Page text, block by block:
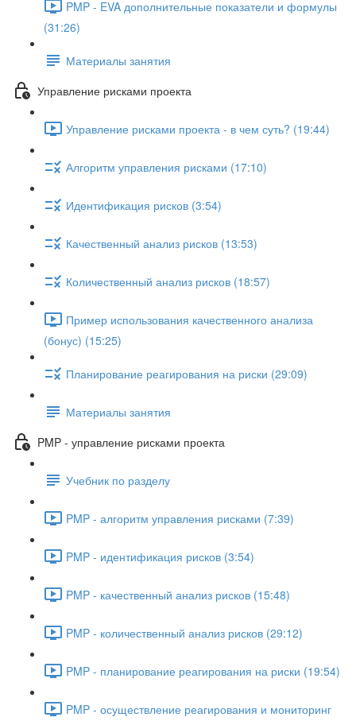
PMP - EVA дополнительные показатели и формулы
(31:26)
Материалы занятия
Управление рисками проекта
Управление рисками проекта - в чем суть? (19:44)
Алгоритм управления рисками (17:10)
Идентификация рисков (3:54)
Качественный анализ рисков (13:53)
Количественный анализ рисков (18:57)
Пример использования качественного анализа
(бонус) (15:25)
Планирование реагирования на риски (29:09)
Материалы занятия
PMP - управление рисками проекта
Учебник по разделу
PMP - алгоритм управления рисками (7:39)
PMP - идентификация рисков (3:54)
PMP - качественный анализ рисков (15:48)
PMP - количественный анализ рисков (29:12)
PMP - планирование реагирования на риски (19:54)
PMP - осуществление реагирования и мониторинг